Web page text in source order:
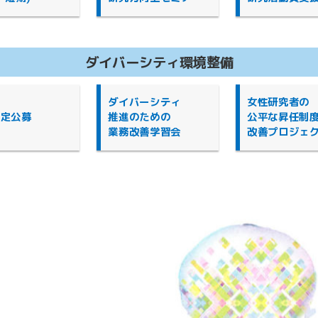
ダイバーシティ環境整備
公募
ダイバーシティ
推進のための
業務改善学習会
女性研究者の
公平な昇任制
改善プロジェ